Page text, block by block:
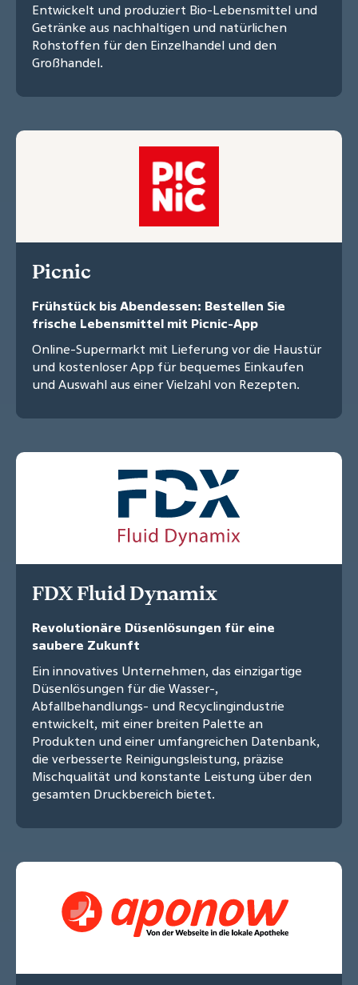
Entwickelt und produziert Bio-Lebensmittel und
Getränke aus nachhaltigen und natürlichen
Rohstoffen für den Einzelhandel und den
Großhandel.
Picnic
Frühstück bis Abendessen: Bestellen Sie
frische Lebensmittel mit Picnic-App
Online-Supermarkt mit Lieferung vor die Haustür
und kostenloser App für bequemes Einkaufen
und Auswahl aus einer Vielzahl von Rezepten.
FDX Fluid Dynamix
Revolutionäre Düsenlösungen für eine
saubere Zukunft
Ein innovatives Unternehmen, das einzigartige
Düsenlösungen für die Wasser-,
Abfallbehandlungs- und Recyclingindustrie
entwickelt, mit einer breiten Palette an
Produkten und einer umfangreichen Datenbank,
die verbesserte Reinigungsleistung, präzise
Mischqualität und konstante Leistung über den
gesamten Druckbereich bietet.